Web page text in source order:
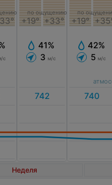
с
+19° +33°
по ощущению
41%
3 м/с
+19°
по
42%
5 м/с
Неделя